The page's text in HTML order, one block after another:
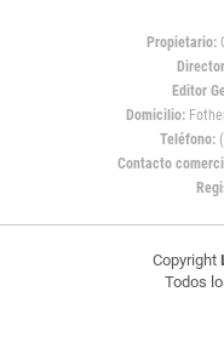
Propietario:
Editor
Domicilio:
Teléfono:
Contacto
Copyright
Todos